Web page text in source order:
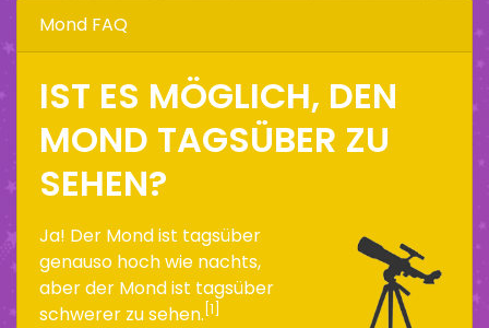
Mond FAQ
IST ES MÖGLICH, DEN
MOND TAGSÜBER ZU
SEHEN?
Ja! Der Mond ist tagsüber
genauso hoch wie nachts,
aber der Mond ist tagsüber
schwerer zu sehen. [1]